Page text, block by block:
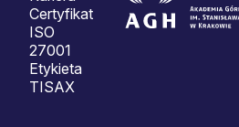
Certyfikat
ISO
27001
Etykieta
TISAX